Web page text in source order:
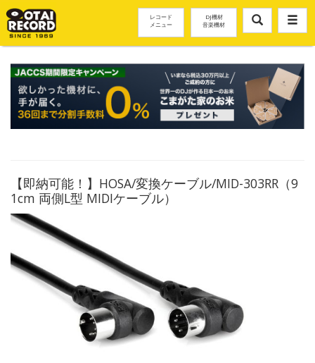
レコード
メニュー
DJ機材
音楽機材
【即納可能！】HOSA/変換ケーブル/MID-303RR（9
1cm 両側L型 MIDIケーブル）